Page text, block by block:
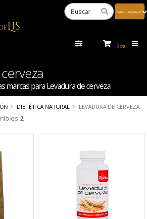
marcas para Levadura de cerveza
DIETÉTICA NATURAL LEVADURA DE CERVEZA
2